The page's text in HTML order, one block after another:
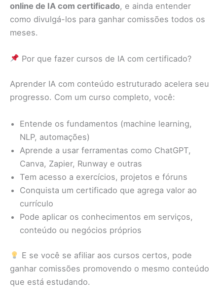
online de IA com certificado, e ainda entender
como divulgá-los para ganhar comissões todos os
meses.
Por que fazer cursos de IA com certificado?
Aprender IA com conteúdo estruturado acelera seu
progresso. Com um curso completo, você:
Entende os fundamentos (machine learning,
NLP, automações)
Aprende a usar ferramentas como ChatGPT,
Canva, Zapier, Runway e outras
Tem acesso a exercícios, projetos e fóruns
Conquista um certificado que agrega valor ao
currículo
Pode aplicar os conhecimentos em serviços,
conteúdo ou negócios próprios
E se você se afiliar aos cursos certos, pode
ganhar comissões promovendo o mesmo conteúdo
que está estudando.